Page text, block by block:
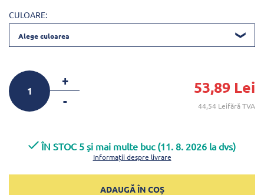
CULOARE:
Alege culoarea
+
-
53,89 Lei
44,54 Leifără TVA
ÎN STOC 5 și mai multe buc (11. 8. 2026 la dvs)
Informații despre livrare
ADAUGĂ ÎN COȘ